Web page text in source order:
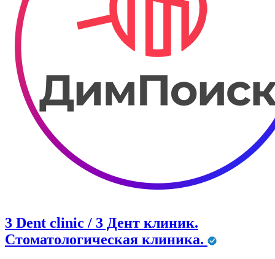
3 Dent clinic / 3 Дент клиник.
Стоматологическая клиника.